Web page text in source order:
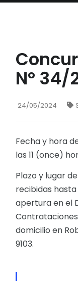
N° 34/
24/05/2024
Fecha y hora
las 11 (once)
Plazo y lugar
recibidas hasta
apertura en el
domicilio en
9103.